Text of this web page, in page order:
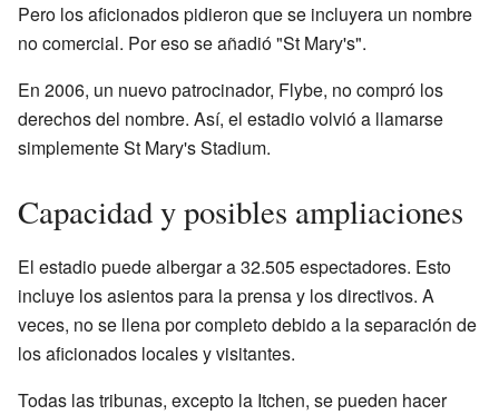
Pero los aficionados pidieron que se incluyera un nombre
no comercial. Por eso se añadió "St Mary's".
En 2006, un nuevo patrocinador, Flybe, no compró los
derechos del nombre. Así, el estadio volvió a llamarse
simplemente St Mary's Stadium.
Capacidad y posibles ampliaciones
El estadio puede albergar a 32.505 espectadores. Esto
incluye los asientos para la prensa y los directivos. A
veces, no se llena por completo debido a la separación de
los aficionados locales y visitantes.
Todas las tribunas, excepto la Itchen, se pueden hacer